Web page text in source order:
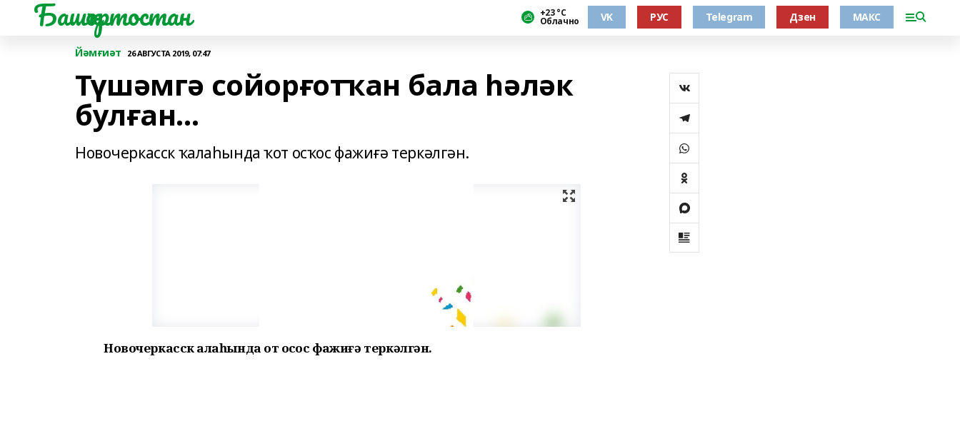
Башҡортостан +23 °С
Облачно VK РУС Telegram Дзен МАКС
Йәмғиәт 26 АВГУСТА 2019, 07:47
Түшәмгә сойорғотҡан бала һәләк
булған...
Новочеркасск ҡалаһында ҡот осҡос фажиғә теркәлгән.
Новочеркасск ҡалаһында ҡот осҡос фажиғә теркәлгән.